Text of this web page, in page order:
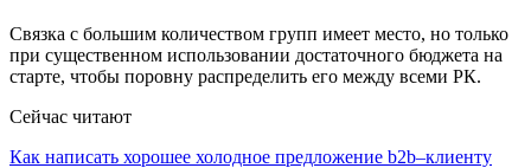
Связка с большим количеством групп имеет место, но только
при существенном использовании достаточного бюджета на
старте, чтобы поровну распределить его между всеми РК.
Сейчас читают
Как написать хорошее холодное предложение b2b–клиенту